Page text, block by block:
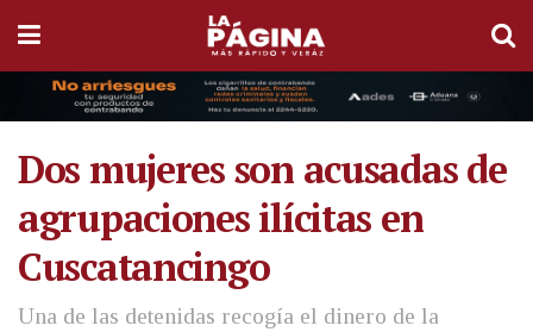
Dos mujeres son acusadas de
agrupaciones ilícitas en
Cuscatancingo
Una de las detenidas recogía el dinero de la